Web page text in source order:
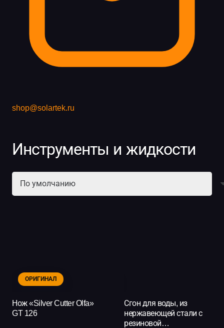
shop@solartek.ru
Инструменты и жидкости
ОРИГИНАЛ
Нож «Silver Cutter Olfa»
GT 126
Сгон для воды, из
нержавеющей стали с
резиновой…